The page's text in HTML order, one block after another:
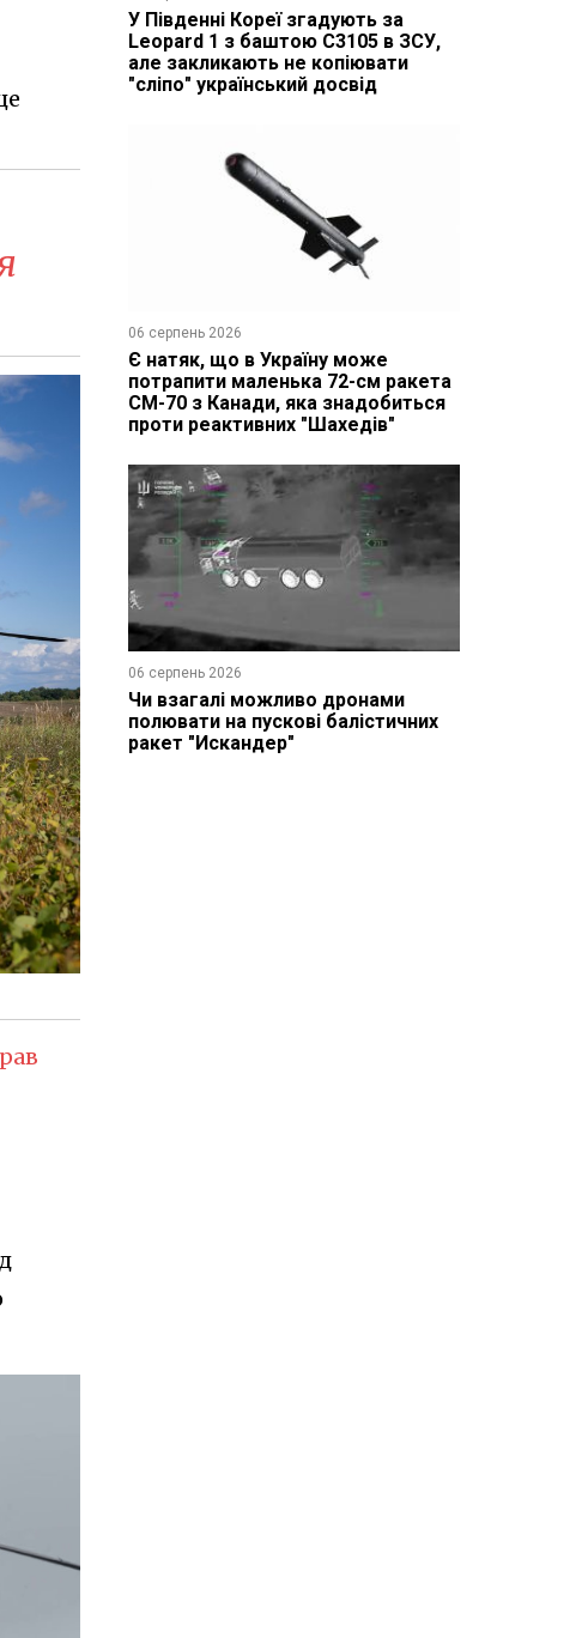
У Південні Кореї згадують за
Leopard 1 з баштою C3105 в ЗСУ,
але закликають не копіювати
"сліпо" український досвід
06 серпень 2026
Є натяк, що в Україну може
потрапити маленька 72-см ракета
CM-70 з Канади, яка знадобиться
проти реактивних "Шахедів"
06 серпень 2026
Чи взагалі можливо дронами
полювати на пускові балістичних
ракет "Искандер"